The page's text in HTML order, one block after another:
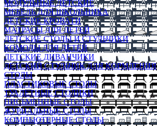
МОДУЛЬНЫЕ ДЕТСКИЕ
МЕБЕЛЬ ДЛЯ ШКОЛЬНИКА
ДЕТСКИЕ КРОВАТИ
МАТРАСЫ ДЛЯ ДЕТЕЙ
ДЕТСКИЕ СТОЛЫ И СТУЛЬЧИКИ
КОМОДЫ ДЛЯ ДЕТЕЙ
ДЕТСКИЕ ДИВАНЧИКИ
ДЕТСКИЙ СТУЛЬЧИК ДЛЯ КОРМЛЕНИЯ
СТОЛЫ
ПЛАСТИКОВЫЕ СТОЛЫ
ТУАЛЕТНЫЕ СТОЛИКИ
ПИСЬМЕННЫЕ СТОЛЫ
ЖУРНАЛЬНЫЕ СТОЛЫ
КОМПЬЮТЕРНЫЕ СТОЛЫ